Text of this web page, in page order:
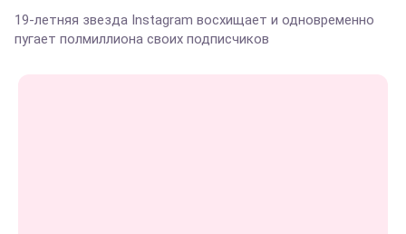
19-летняя звезда Instagram восхищает и одновременно
пугает полмиллиона своих подписчиков